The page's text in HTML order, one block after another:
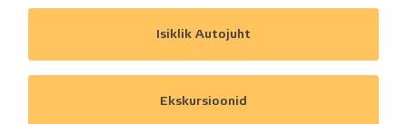
Isiklik Autojuht
Ekskursioonid